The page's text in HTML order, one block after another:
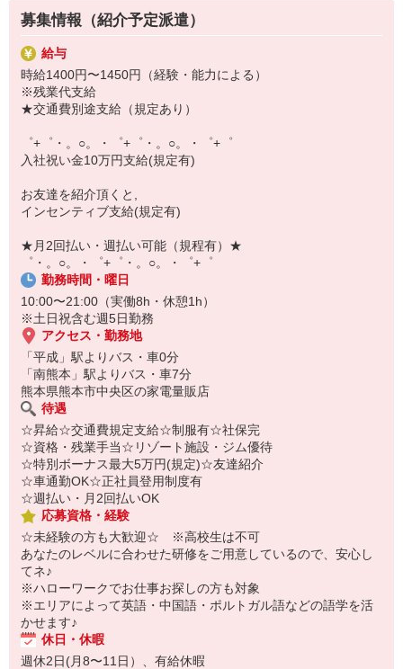
▼オフィスワーク
事務、経理、データ入力、コールセンター、受付
▼工場・製造・軽作業系
機械/食品製造・梱包・仕分け・加工・組立・検査
▼美容系
眉毛サロンのアイブロウ・ネイリスト・エステ
▼営業・販売
法人営業・アパレル販売・個別指導塾・人材紹介
▼人気案件も多数♪
短期・期間限定・オープニング・官公庁案件
上場/優良/大手企業など
【スマホ面接実施中】
￣￣￣￣￣￣￣￣￣
自宅に居ながらスマホでカンタン面接OK！
オンライン面談なのでスピード対応。
満足度◎
■携帯やインターネット販売業務
docomo(ドコモ)/au(エーユー)・KDDI/softbank(ソフトバンク)など
の大手キャリアから
ワイモバイル(Y!mobille)、楽天モバイル、UQなど格安スマホまで幅
広く紹介可能♪
募集情報（紹介予定派遣）
給与
時給1400円〜1450円（経験・能力による）
※残業代支給
★交通費別途支給（規定あり）
゜+゜・。○。・゜+゜・。○。・゜+゜
入社祝い金10万円支給(規定有)
お友達を紹介頂くと,
インセンティブ支給(規定有)
★月2回払い・週払い可能（規程有）★
゜・。○。・゜+゜・。○。・゜+゜
勤務時間・曜日
10:00〜21:00（実働8h・休憩1h）
※土日祝含む週5日勤務
アクセス・勤務地
「平成」駅よりバス・車0分
「南熊本」駅よりバス・車7分
熊本県熊本市中央区の家電量販店
待遇
☆昇給☆交通費規定支給☆制服有☆社保完
☆資格・残業手当☆リゾート施設・ジム優待
☆特別ボーナス最大5万円(規定)☆友達紹介
☆車通勤OK☆正社員登用制度有
☆週払い・月2回払いOK
応募資格・経験
☆未経験の方も大歓迎☆ ※高校生は不可
あなたのレベルに合わせた研修をご用意しているので、安心し
てネ♪
※ハローワークでお仕事お探しの方も対象
※エリアによって英語・中国語・ポルトガル語などの語学を活
かせます♪
休日・休暇
週休2日(月8〜11日）、有給休暇